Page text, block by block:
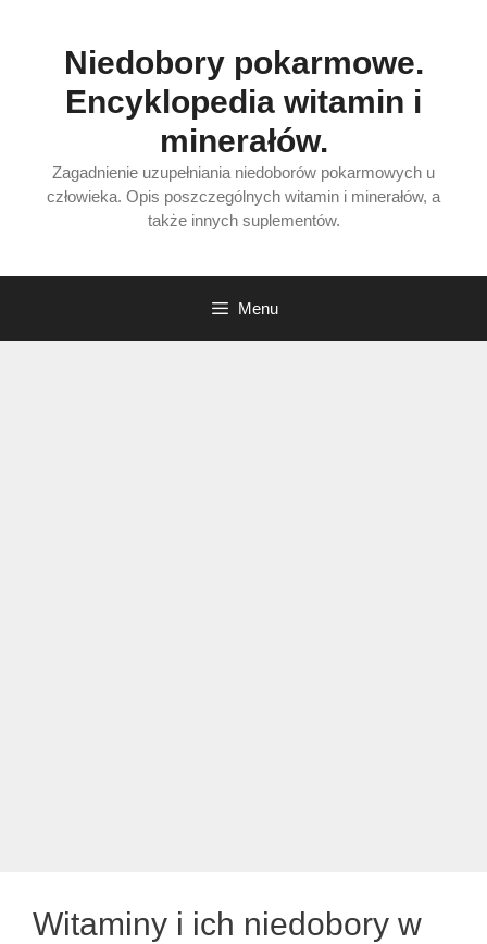
Niedobory pokarmowe.
Encyklopedia witamin i
minerałów.
Zagadnienie uzupełniania niedoborów pokarmowych u
człowieka. Opis poszczególnych witamin i minerałów, a
także innych suplementów.
Menu
Witaminy i ich niedobory w